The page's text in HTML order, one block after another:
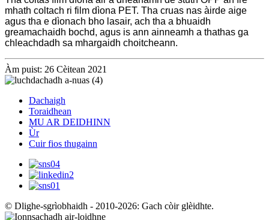
mhath coltach ri film dìona PET. Tha cruas nas àirde aige
agus tha e dìonach bho lasair, ach tha a bhuaidh
greamachaidh bochd, agus is ann ainneamh a thathas ga
chleachdadh sa mhargaidh choitcheann.
Àm puist: 26 Cèitean 2021
Dachaigh
Toraidhean
MU AR DEIDHINN
Ùr
Cuir fios thugainn
© Dlighe-sgrìobhaidh - 2010-2026: Gach còir glèidhte.